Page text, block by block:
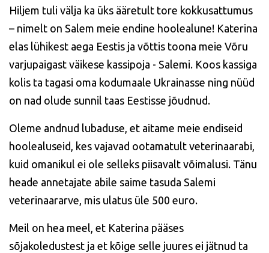
Hiljem tuli välja ka üks ääretult tore kokkusattumus
– nimelt on Salem meie endine hoolealune! Katerina
elas lühikest aega Eestis ja võttis toona meie Võru
varjupaigast väikese kassipoja - Salemi. Koos kassiga
kolis ta tagasi oma kodumaale Ukrainasse ning nüüd
on nad olude sunnil taas Eestisse jõudnud.
Oleme andnud lubaduse, et aitame meie endiseid
hoolealuseid, kes vajavad ootamatult veterinaarabi,
kuid omanikul ei ole selleks piisavalt võimalusi. Tänu
heade annetajate abile saime tasuda Salemi
veterinaararve, mis ulatus üle 500 euro.
Meil on hea meel, et Katerina pääses
sõjakoledustest ja et kõige selle juures ei jätnud ta